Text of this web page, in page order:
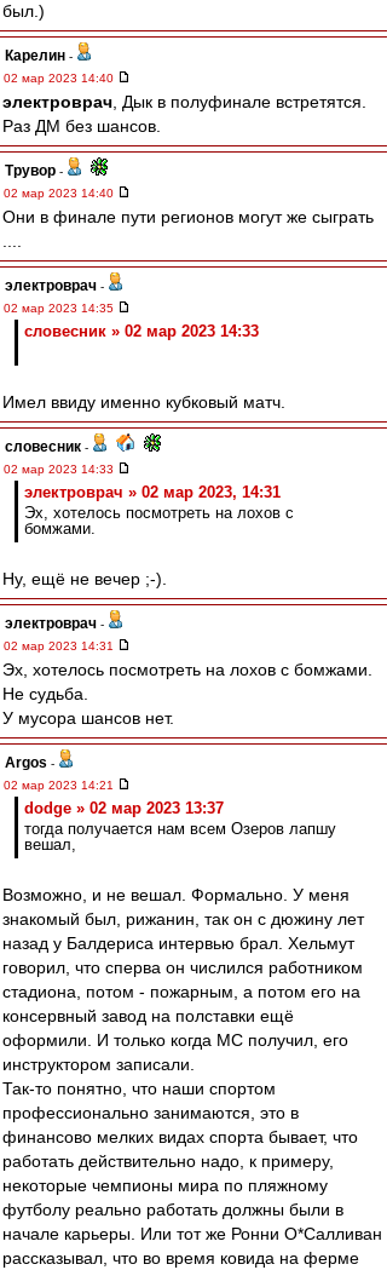
был.)
Карелин -
02 мар 2023 14:40
электроврач , Дык в полуфинале встретятся.
Раз ДМ без шансов.
Трувор -
02 мар 2023 14:40
Они в финале пути регионов могут же сыграть
электроврач -
02 мар 2023 14:35
словесник » 02 мар 2023 14:33
Имел ввиду именно кубковый матч.
словесник -
02 мар 2023 14:33
электроврач » 02 мар 2023, 14:31
Эх, хотелось посмотреть на лохов с
бомжами.
Ну, ещё не вечер ;-).
электроврач -
02 мар 2023 14:31
Эх, хотелось посмотреть на лохов с бомжами.
Не судьба.
У мусора шансов нет.
Argos -
02 мар 2023 14:21
dodge » 02 мар 2023 13:37
тогда получается нам всем Озеров лапшу
вешал,
Возможно, и не вешал. Формально. У меня
знакомый был, рижанин, так он с дюжину лет
назад у Балдериса интервью брал. Хельмут
говорил, что сперва он числился работником
стадиона, потом - пожарным, а потом его на
консервный завод на полставки ещё
оформили. И только когда МС получил, его
инструктором записали.
Так-то понятно, что наши спортом
профессионально занимаются, это в
финансово мелких видах спорта бывает, что
работать действительно надо, к примеру,
некоторые чемпионы мира по пляжному
футболу реально работать должны были в
начале карьеры. Или тот же Ронни О*Салливан
рассказывал, что во время ковида на ферме